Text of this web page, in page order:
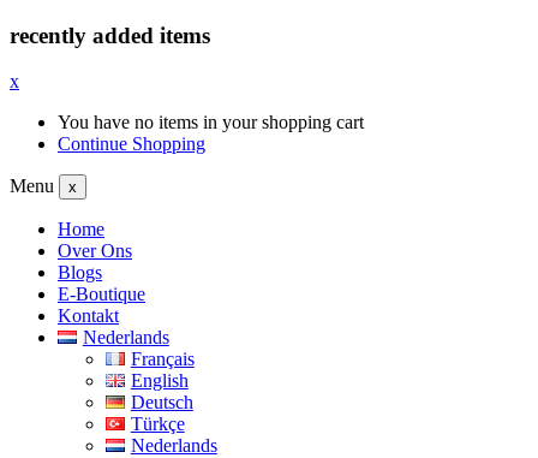
recently added items
x
You have no items in your shopping cart
Continue Shopping
Menu x
Home
Over Ons
Blogs
E-Boutique
Kontakt
Nederlands
Français
English
Deutsch
Türkçe
Nederlands